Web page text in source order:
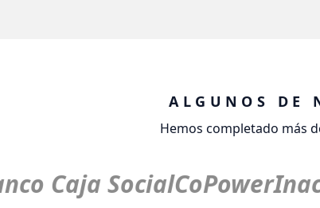
ALGUNOS DE
Hemos completado más
Caja SocialCoPower